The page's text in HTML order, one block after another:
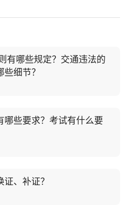
有哪些规定？交通违法的
细节？
哪些要求？考试有什么要
、补证？